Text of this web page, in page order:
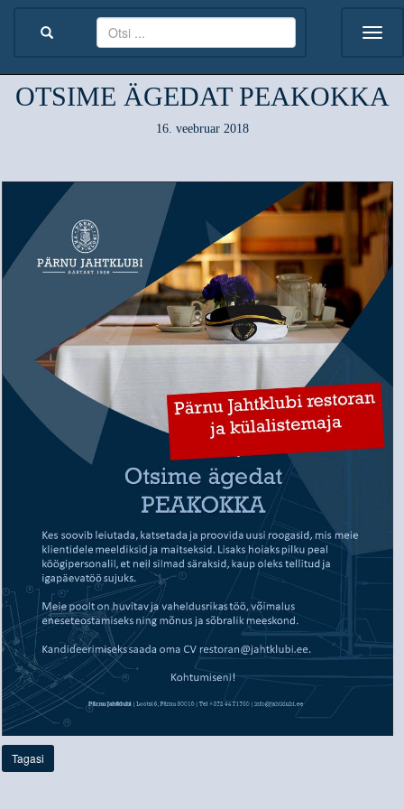
OTSIME ÄGEDAT PEAKOKKA
16. veebruar 2018
Tagasi